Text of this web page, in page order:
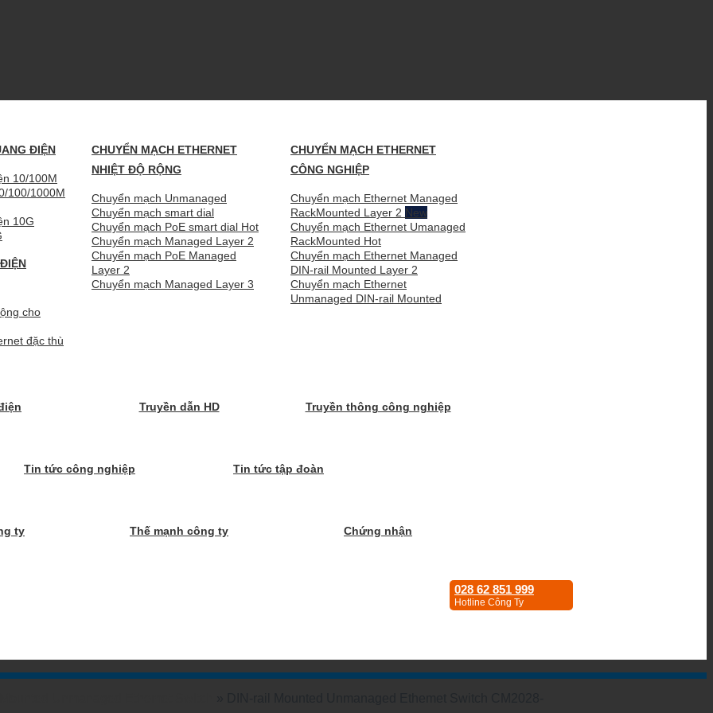
ĐIỆN
10/100M
100/1000M
10G
cho
đặc thù
CHUYỂN MẠCH ETHERNET
NHIỆT ĐỘ RỘNG
Chuyển mạch Unmanaged
Chuyển mạch smart dial
Chuyển mạch PoE smart dial
Chuyển mạch Managed Layer 2
Chuyển mạch PoE Managed
Layer 2
Chuyển mạch Managed Layer 3
CHUYỂN MẠCH ETHERNET
CÔNG NGHIỆP
Chuyển mạch Ethernet Managed
RackMounted Layer 2
Chuyển mạch Ethernet Umanaged
RackMounted
Chuyển mạch Ethernet Managed
DIN-rail Mounted Layer 2
Chuyển mạch Ethernet
Unmanaged DIN-rail Mounted
Truyền dẫn HD Truyền thông công nghiệp
Tin tức công nghiệp Tin tức tập đoàn
ty Thế mạnh công ty Chứng nhận
028 62 851 999
Hotline Công Ty